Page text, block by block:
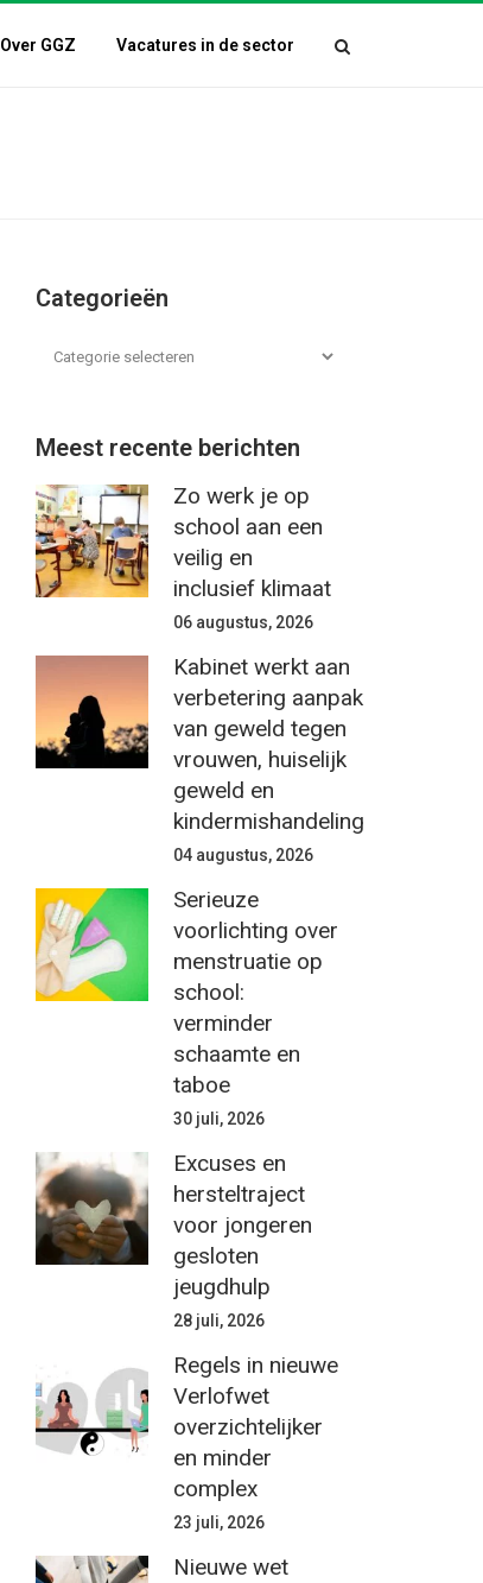
Over GGZ Vacatures in de sector
Categorieën
Meest recente berichten
Zo werk je op
school aan een
veilig en
inclusief klimaat
06 augustus, 2026
Kabinet werkt aan
verbetering aanpak
van geweld tegen
vrouwen, huiselijk
geweld en
kindermishandeling
04 augustus, 2026
Serieuze
voorlichting over
menstruatie op
school:
verminder
schaamte en
taboe
30 juli, 2026
Excuses en
hersteltraject
voor jongeren
gesloten
jeugdhulp
28 juli, 2026
Regels in nieuwe
Verlofwet
overzichtelijker
en minder
complex
23 juli, 2026
Nieuwe wet